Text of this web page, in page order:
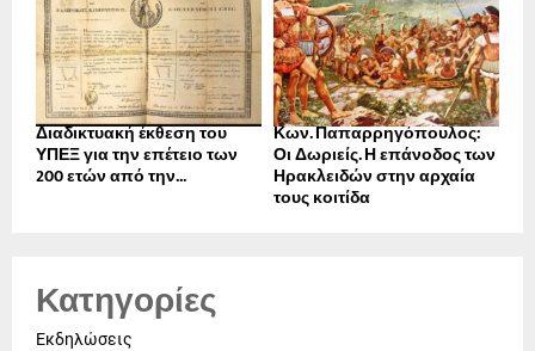
Διαδικτυακή έκθεση του
ΥΠΕΞ για την επέτειο των
200 ετών από την...
Κων. Παπαρρηγόπουλος:
Οι Δωριείς. Η επάνοδος των
Ηρακλειδών στην αρχαία
τους κοιτίδα
Κατηγορίες
Εκδηλώσεις